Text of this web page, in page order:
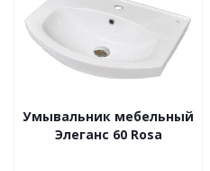
Умывальник мебельный
Элеганс 60 Rosa